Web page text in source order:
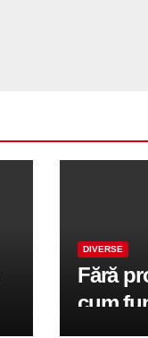
DIVERSE
Fără
cum